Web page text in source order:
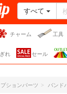
すべて
チャーム 工具
れ セール
ションパーツ バンド